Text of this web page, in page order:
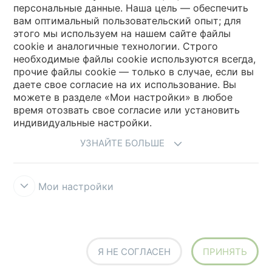
Выберите вашу страну
My Forbo
Где купить
персональные данные. Наша цель — обеспечить
вам оптимальный пользовательский опыт; для
этого мы используем на нашем сайте файлы
cookie и аналогичные технологии. Строго
необходимые файлы cookie используются всегда,
прочие файлы cookie — только в случае, если вы
даете свое согласие на их использование. Вы
можете в разделе «Мои настройки» в любое
время отозвать свое согласие или установить
индивидуальные настройки.
УЗНАЙТЕ БОЛЬШЕ
Мои настройки
Я НЕ СОГЛАСЕН ПРИНЯТЬ